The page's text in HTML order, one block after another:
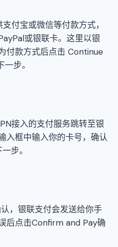
宝或微信等付款方式，
或银联卡。这里以银
付款方式后点击 Continue
步。
入的支付服务跳转至银
入框中输入你的卡号，确认
步。
银联支付会发送给你手
后点击Confirm and Pay确